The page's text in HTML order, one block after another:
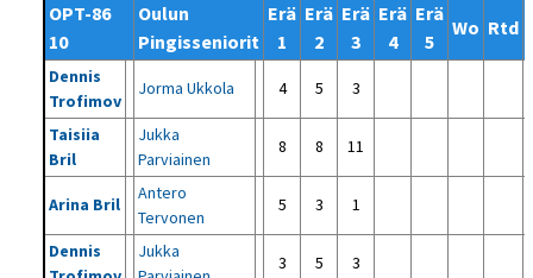
OPT-86
10
Oulun
Pingisseniorit
Erä
1
Erä
2
Erä
3
Erä
4
Erä
5
Wo Rtd
Dennis
Trofimov
Jorma Ukkola 4 5 3
Taisiia
Bril
Jukka
Parviainen
8 8 11
Arina Bril
Antero
Tervonen
5 3 1
Dennis
Jukka
3 5 3